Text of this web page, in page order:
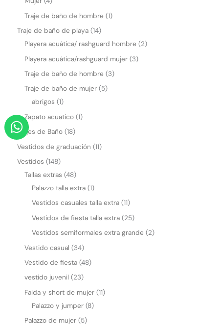
W
h
a
t
Traje de baño de hombre 1
Traje de baño de playa 14
Playera acuática/ rashguard hombre
2
Playera acuática/rashguard mujer 3
Traje de baño de hombre 3
Traje de baño de mujer 5
abrigos 1
Zapato acuatico 1
Trajes de Baño 18
Vestidos de graduación 11
Vestidos 148
Tallas extras 48
Palazzo talla extra 1
Vestidos casuales talla extra 11
Vestidos de fiesta talla extra 25
Vestidos semiformales extra grande
2
Vestido casual 34
Vestido de fiesta 48
vestido juvenil
23
Falda y short de mujer 11
Palazzo y jumper 8
Palazzo de mujer 5